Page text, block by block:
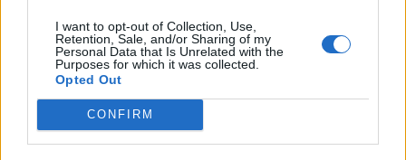
I want to opt-out of Collection, Use,
Retention, Sale, and/or Sharing of my
Personal Data that Is Unrelated with the
Purposes for which it was collected.
Opted Out
CONFIRM